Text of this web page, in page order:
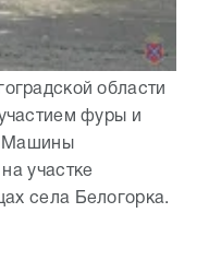
области
фуры и
Машины
участке
села Белогорка.